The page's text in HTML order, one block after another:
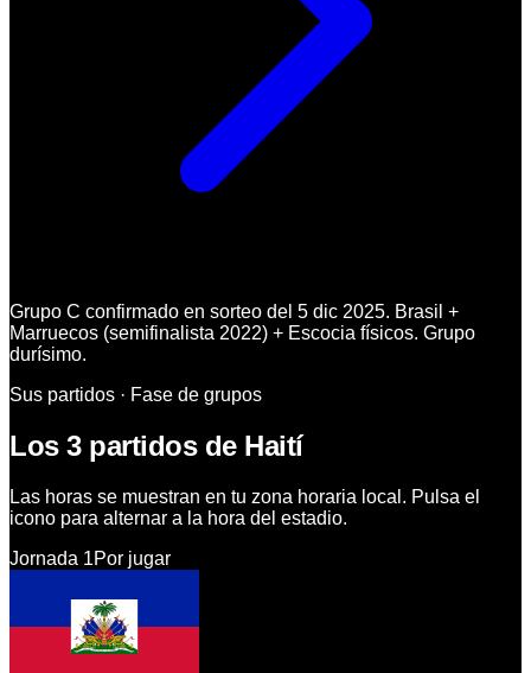
Grupo C confirmado en sorteo del 5 dic 2025. Brasil +
Marruecos (semifinalista 2022) + Escocia físicos. Grupo
durísimo.
Sus partidos · Fase de grupos
Los 3 partidos de Haití
Las horas se muestran en tu zona horaria local. Pulsa el
icono para alternar a la hora del estadio.
Jornada 1Por jugar